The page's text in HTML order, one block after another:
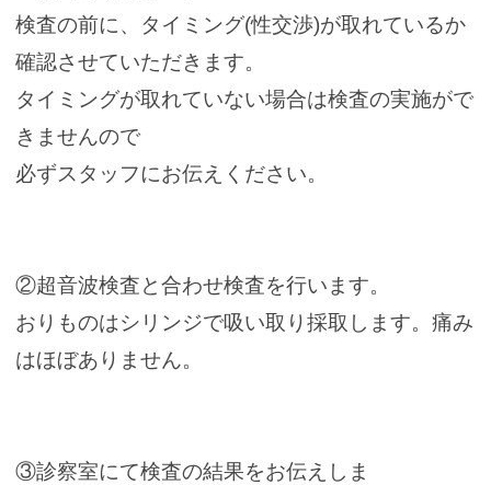
検査の前に、タイミング(性交渉)が取れているか
確認させていただきます。
タイミングが取れていない場合は検査の実施がで
きませんので
必ずスタッフにお伝えください。
②超音波検査と合わせ検査を行います。
おりものはシリンジで吸い取り採取します。痛み
はほぼありません。
③診察室にて検査の結果をお伝えしま